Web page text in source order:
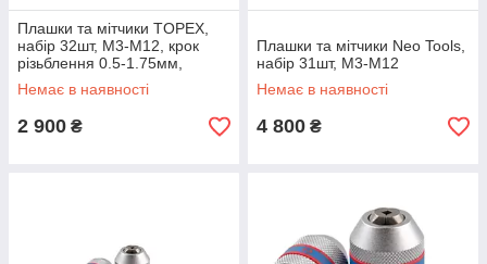
Плашки та мітчики TOPEX,
набір 32шт, M3-M12, крок
різьблення 0.5-1.75мм,
вольфрамова сталь,
металевий кейс
Немає в наявності
2 900 ₴
Плашки та мітчики Neo Tools,
набір 31шт, M3-M12
Немає в наявності
4 800 ₴